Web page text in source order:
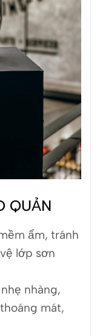
QUẢN
ẩm, tránh
lớp sơn
nhàng,
mát,